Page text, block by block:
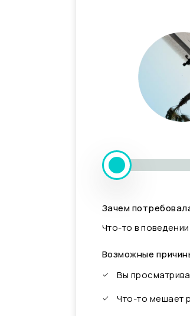
Зачем
Что-то в
Возможные
Вы
Что-то мешает